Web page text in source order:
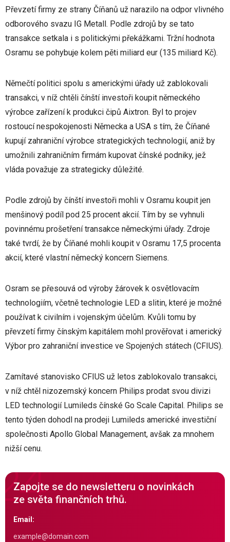
Převzetí firmy ze strany Číňanů už narazilo na odpor vlivného
odborového svazu IG Metall. Podle zdrojů by se tato
transakce setkala i s politickými překážkami. Tržní hodnota
Osramu se pohybuje kolem pěti miliard eur (135 miliard Kč).
Němečtí politici spolu s americkými úřady už zablokovali
transakci, v níž chtěli čínští investoři koupit německého
výrobce zařízení k produkci čipů Aixtron. Byl to projev
rostoucí nespokojenosti Německa a USA s tím, že Číňané
kupují zahraniční výrobce strategických technologií, aniž by
umožnili zahraničním firmám kupovat čínské podniky, jež
vláda považuje za strategicky důležité.
Podle zdrojů by čínští investoři mohli v Osramu koupit jen
menšinový podíl pod 25 procent akcií. Tím by se vyhnuli
povinnému prošetření transakce německými úřady. Zdroje
také tvrdí, že by Číňané mohli koupit v Osramu 17,5 procenta
akcií, které vlastní německý koncern Siemens.
Osram se přesouvá od výroby žárovek k osvětlovacím
technologiím, včetně technologie LED a slitin, které je možné
používat k civilním i vojenským účelům. Kvůli tomu by
převzetí firmy čínským kapitálem mohl prověřovat i americký
Výbor pro zahraniční investice ve Spojených státech (CFIUS).
Zamítavé stanovisko CFIUS už letos zablokovalo transakci,
v níž chtěl nizozemský koncern Philips prodat svou divizi
LED technologií Lumileds čínské Go Scale Capital. Philips se
tento týden dohodl na prodeji Lumileds americké investiční
společnosti Apollo Global Management, avšak za mnohem
nižší cenu.
Zapojte se do newsletteru o novinkách
ze světa finančních trhů.
Email: